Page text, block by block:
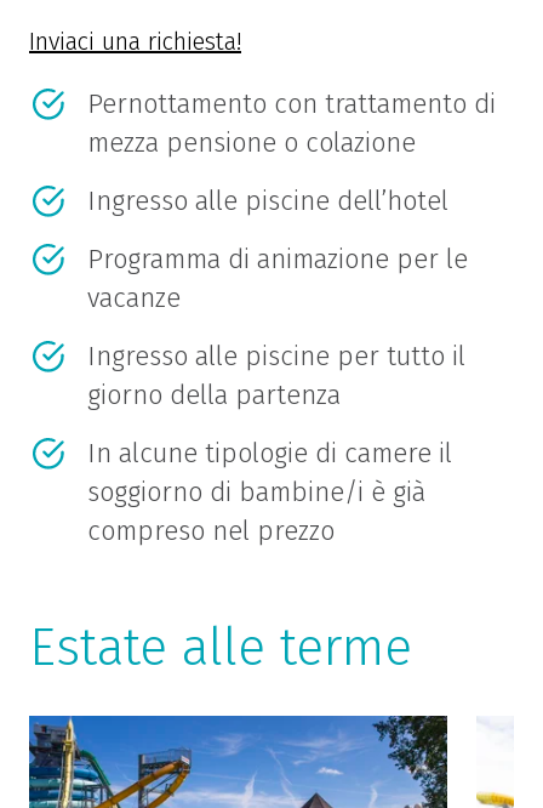
Inviaci una richiesta!
Pernottamento con trattamento di
mezza pensione o colazione
Ingresso alle piscine dell’hotel
Programma di animazione per le
vacanze
Ingresso alle piscine per tutto il
giorno della partenza
In alcune tipologie di camere il
soggiorno di bambine/i è già
compreso nel prezzo
Estate alle terme